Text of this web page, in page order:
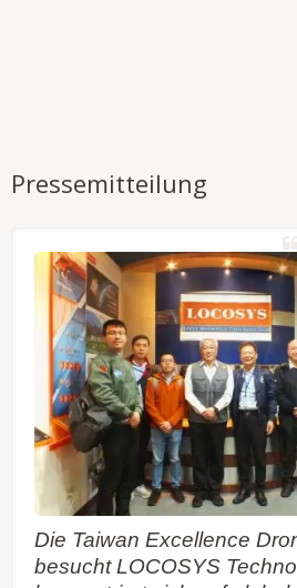
Pressemitteilung
Die Taiwan Excellence
besucht LOCOSYS